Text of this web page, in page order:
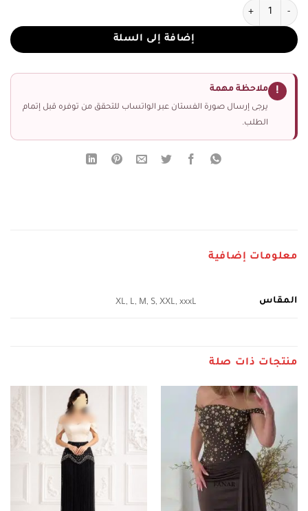
كمية فستان سهرة لون اسود
إضافة إلى السلة
! ملاحظة مهمة
يرجى إرسال صورة الفستان عبر الواتساب للتحقق من توفره قبل إتمام
الطلب.
معلومات إضافية
المقاس XL, L, M, S, XXL, xxxL
منتجات ذات صلة